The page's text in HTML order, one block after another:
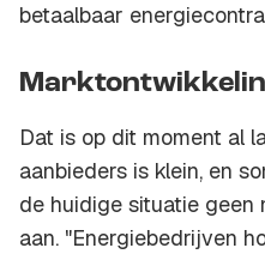
betaalbaar
Dat is op dit moment al
aanbieders is klein, en
de huidige situatie geen
aan. "Energiebedrijven